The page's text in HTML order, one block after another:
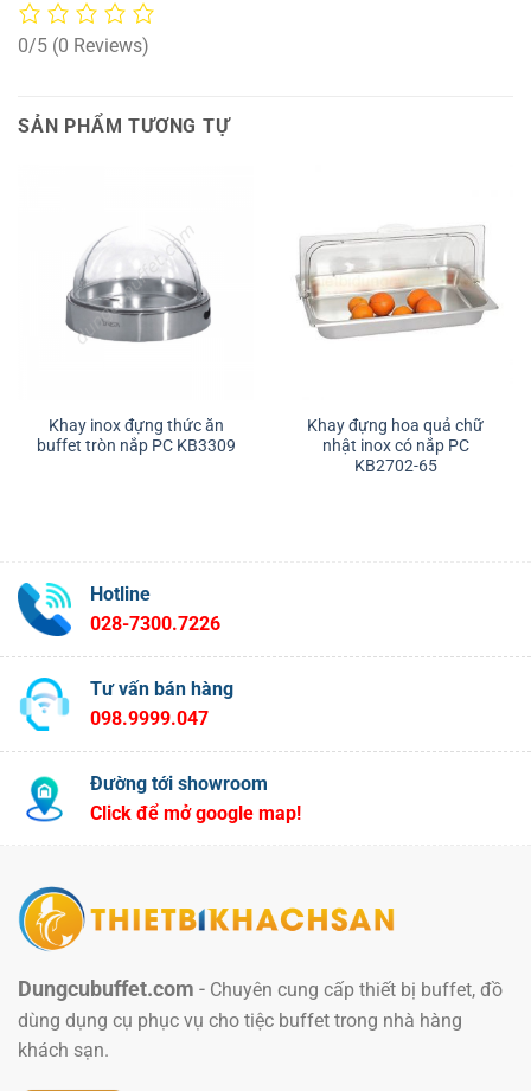
0/5 (0 Reviews)
SẢN PHẨM TƯƠNG TỰ
Khay inox đựng thức ăn
buffet tròn nắp PC KB3309
Khay đựng hoa quả chữ
nhật inox có nắp PC
KB2702-65
Hotline
028-7300.7226
Tư vấn bán hàng
098.9999.047
Đường tới showroom
Click để mở google map!
Dungcubuffet.com - Chuyên cung cấp thiết bị buffet, đồ
dùng dụng cụ phục vụ cho tiệc buffet trong nhà hàng
khách sạn.